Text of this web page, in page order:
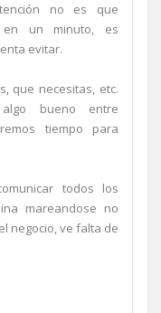
no es que
un minuto, es
evitar.
que necesitas, etc.
bueno entre
tiempo para
todos los
mareandose no
negocio, ve falta de